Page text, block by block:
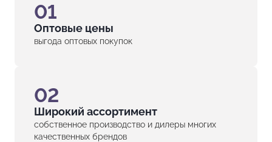
01
Оптовые цены
выгода оптовых покупок
02
Широкий ассортимент
собственное производство и дилеры многих
качественных брендов